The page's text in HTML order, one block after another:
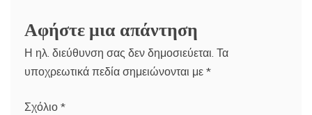
Αφήστε μια απάντηση
Η ηλ. διεύθυνση σας δεν δημοσιεύεται. Τα
υποχρεωτικά πεδία σημειώνονται με *
Σχόλιο *